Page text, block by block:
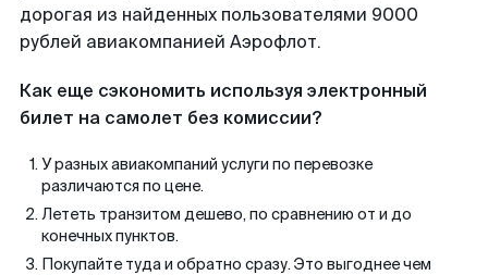
дорогая из найденных пользователями 9000
рублей авиакомпанией Аэрофлот.
Как еще сэкономить используя электронный
билет на самолет без комиссии?
У разных авиакомпаний услуги по перевозке
различаются по цене.
Лететь транзитом дешево, по сравнению от и до
конечных пунктов.
Покупайте туда и обратно сразу. Это выгоднее чем